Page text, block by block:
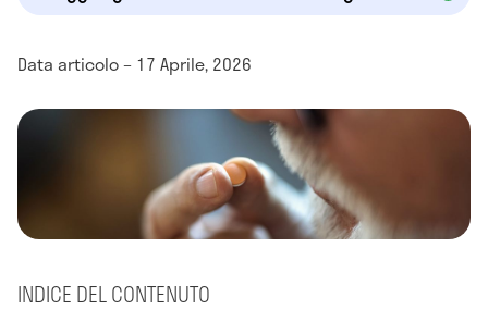
Data articolo – 17 Aprile, 2026
INDICE DEL CONTENUTO